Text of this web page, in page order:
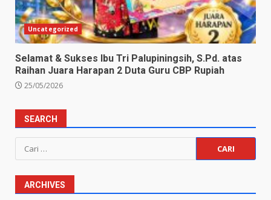
Uncategorized
Selamat & Sukses Ibu Tri Palupiningsih, S.Pd. atas
Raihan Juara Harapan 2 Duta Guru CBP Rupiah
25/05/2026
SEARCH
Cari
untuk:
ARCHIVES